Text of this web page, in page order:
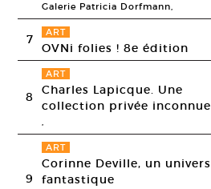
Galerie Patricia Dorfmann,
7 ART
OVNi folies ! 8e édition
8
ART
Charles Lapicque. Une
collection privée inconnue
,
9
ART
Corinne Deville, un univers
fantastique